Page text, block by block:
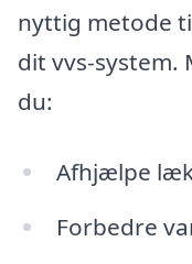
nyttig metode
dit vvs-system.
du:
Afhjælpe
Forbedre